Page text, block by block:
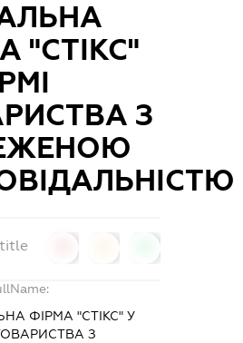
"СТІКС"
З
ФІРМА "СТІКС" У
З